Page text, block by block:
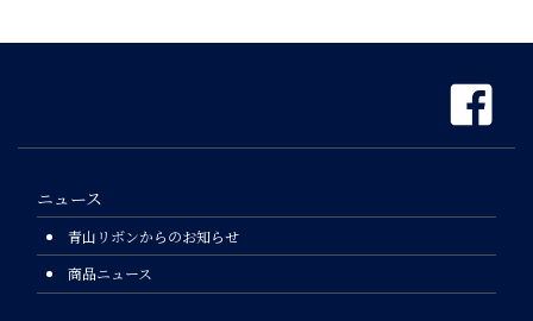
ニュース
青山リボンからのお知らせ
商品ニュース